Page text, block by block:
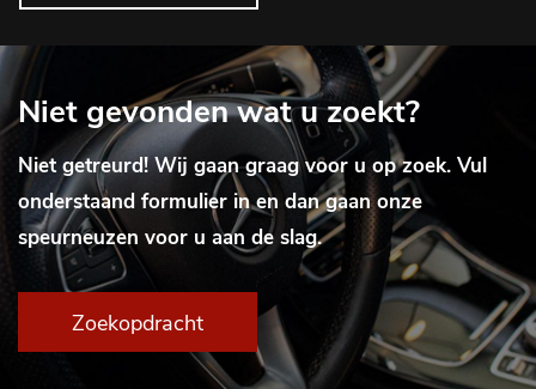
Niet gevonden wat u zoekt?
Niet getreurd! Wij gaan graag voor u op zoek. Vul
onderstaand formulier in en dan gaan onze
speurneuzen voor u aan de slag.
Zoekopdracht